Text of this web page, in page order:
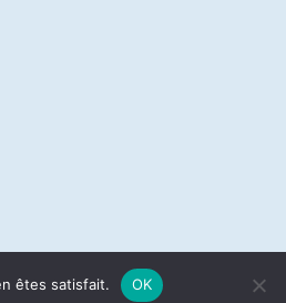
êtes satisfait. OK